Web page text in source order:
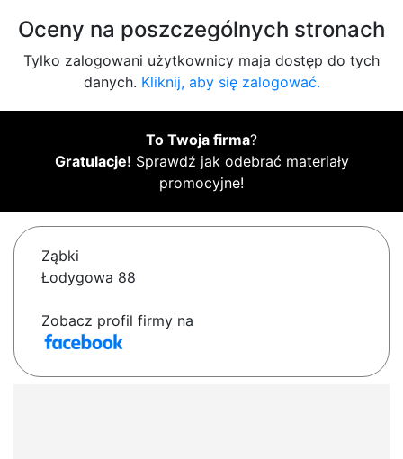
Oceny na poszczególnych stronach
Tylko zalogowani użytkownicy maja dostęp do tych
danych. Kliknij, aby się zalogować.
To Twoja firma?
Gratulacje! Sprawdź jak odebrać materiały
promocyjne!
Ząbki
Łodygowa 88
Zobacz profil firmy na